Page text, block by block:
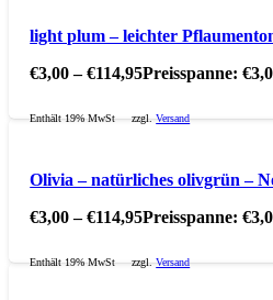
light plum – leichter
€3,00 –€114,95Preisspanne:
Enthält 19% MwSt zzgl.Versand
Olivia – natürliches olivgrün –
€3,00 –€114,95Preisspanne:
Enthält 19% MwSt zzgl.Versand